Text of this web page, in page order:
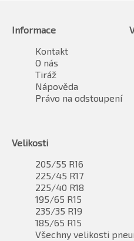
Informace
Kontakt
O nás
Tiráž
Nápověda
Právo na odstoupení
Velikosti
205/55 R16
225/45 R17
225/40 R18
195/65 R15
235/35 R19
185/65 R15
Všechny velikosti